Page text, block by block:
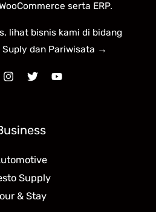
serta ERP.
lihat bisnis kami di bidang
Suply dan Pariwisata →
Supply
& Stay